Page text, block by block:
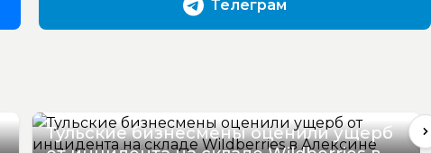
Телеграм
Тульские бизнесмены оценили ущерб